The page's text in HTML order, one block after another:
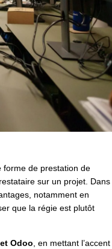
forme de prestation de
sur un projet. Dans
notamment en
que la régie est plutôt
Odoo, en mettant l’accent